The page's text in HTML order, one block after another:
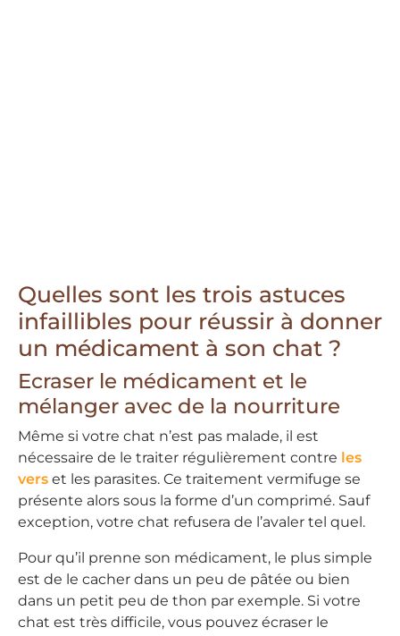
Quelles sont les trois astuces
infaillibles pour réussir à donner
un médicament à son chat ?
Ecraser le médicament et le
mélanger avec de la nourriture
Même si votre chat n’est pas malade, il est
nécessaire de le traiter régulièrement contre les
vers et les parasites. Ce traitement vermifuge se
présente alors sous la forme d’un comprimé. Sauf
exception, votre chat refusera de l’avaler tel quel.
Pour qu’il prenne son médicament, le plus simple
est de le cacher dans un peu de pâtée ou bien
dans un petit peu de thon par exemple. Si votre
chat est très difficile, vous pouvez écraser le